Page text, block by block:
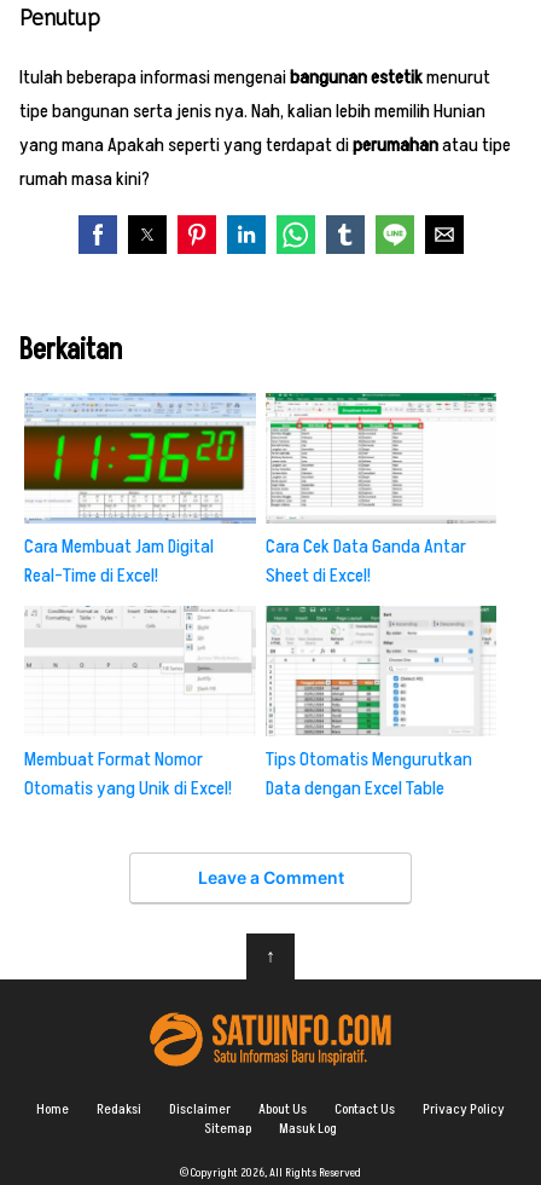
Penutup
Itulah beberapa informasi mengenaibangunan estetikmenurut
tipe bangunan serta jenis nya. Nah, kalian lebih memilih Hunian
yang mana Apakah seperti yang terdapat diperumahanatau tipe
rumah masa kini?
Berkaitan
Cara Membuat Jam Digital
Real-Time di Excel!
Cara Cek Data Ganda Antar
Sheet di Excel!
Membuat Format Nomor
Otomatis yang Unik di Excel!
Tips Otomatis Mengurutkan
Data dengan Excel Table
Leave a Comment
↑
Home Redaksi Disclaimer About Us Contact Us
Privacy Policy
Sitemap
Masuk Log
© Copyright 2026, All Rights Reserved